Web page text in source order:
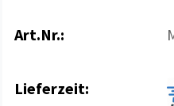
Art.Nr.:
Lieferzeit: